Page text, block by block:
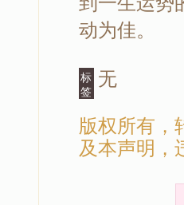
动为佳。
标
签
无
版权所有，
及本声明，